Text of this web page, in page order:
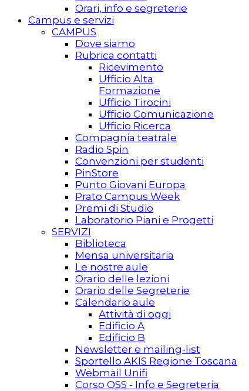
Orari, info e segreterie
Campus e servizi
CAMPUS
Dove siamo
Rubrica contatti
Ricevimento
Ufficio Alta
Formazione
Ufficio Tirocini
Ufficio Comunicazione
Ufficio Ricerca
Compagnia teatrale
Radio Spin
Convenzioni per studenti
PinStore
Punto Giovani Europa
Prato Campus Week
Premi di Studio
Laboratorio Piani e Progetti
SERVIZI
Biblioteca
Mensa universitaria
Le nostre aule
Orario delle lezioni
Orario delle Segreterie
Calendario aule
Attività di oggi
Edificio A
Edificio B
Newsletter e mailing-list
Sportello AKIS Regione Toscana
Webmail Unifi
Corso OSS - Info e Segreteria